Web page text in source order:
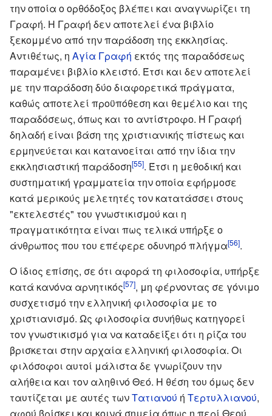
την οποία ο ορθόδοξος βλέπει και αναγνωρίζει τη
Γραφή. Η Γραφή δεν αποτελεί ένα βιβλίο
ξεκομμένο από την παράδοση της εκκλησίας.
Αντιθέτως, η Αγία Γραφή εκτός της παραδόσεως
παραμένει βιβλίο κλειστό. Έτσι και δεν αποτελεί
με την παράδοση δύο διαφορετικά πράγματα,
καθώς αποτελεί προϋπόθεση και θεμέλιο και της
παραδόσεως, όπως και το αντίστροφο. Η Γραφή
δηλαδή είναι βάση της χριστιανικής πίστεως και
ερμηνεύεται και κατανοείται από την ίδια την
εκκλησιαστική παράδοση[55]. Έτσι η μεθοδική και
συστηματική γραμματεία την οποία εφήρμοσε
κατά μερικούς μελετητές τον κατατάσσει στους
"εκτελεστές" του γνωστικισμού και η
πραγματικότητα είναι πως τελικά υπήρξε ο
άνθρωπος που του επέφερε οδυνηρό πλήγμα[56].
Ο ίδιος επίσης, σε ότι αφορά τη φιλοσοφία, υπήρξε
κατά κανόνα αρνητικός[57], μη φέρνοντας σε γόνιμο
συσχετισμό την ελληνική φιλοσοφία με το
χριστιανισμό. Ως φιλοσοφία συνήθως κατηγορεί
τον γνωστικισμό για να καταδείξει ότι η ρίζα του
βρισκεται στην αρχαία ελληνική φιλοσοφία. Οι
φιλόσοφοι αυτοί μάλιστα δε γνωρίζουν την
αλήθεια και τον αληθινό Θεό. Η θέση του όμως δεν
ταυτίζεται με αυτές τωνΤατιανού ή Τερτυλλιανού,
αφού βρίσκει και κοινά σημεία όπως η περί Θεού